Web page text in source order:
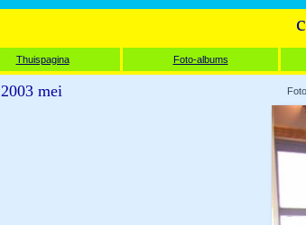
Thuispagina Foto-albums
2003 mei